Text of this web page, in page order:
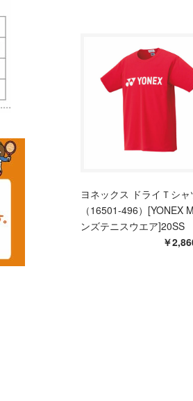
ヨネックス ドライＴシャ
（16501-496）[YONEX
ンズテニスウエア]20SS
￥